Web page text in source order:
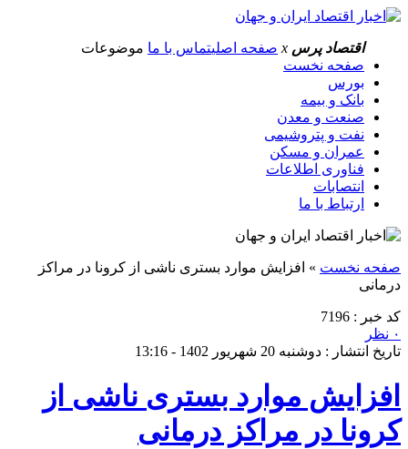
اقتصاد پرس x صفحه اصلیتماس با ما موضوعات
صفحه نخست
بورس
بانک و بیمه
صنعت و معدن
نفت و پتروشیمی
عمران و مسکن
فناوری اطلاعات
انتصابات
ارتباط با ما
صفحه نخست » افزایش موارد بستری ناشی از کرونا در مراکز
درمانی
کد خبر : 7196
۰ نظر
تاریخ انتشار : دوشنبه 20 شهریور 1402 - 13:16
افزایش موارد بستری ناشی از
کرونا در مراکز درمانی